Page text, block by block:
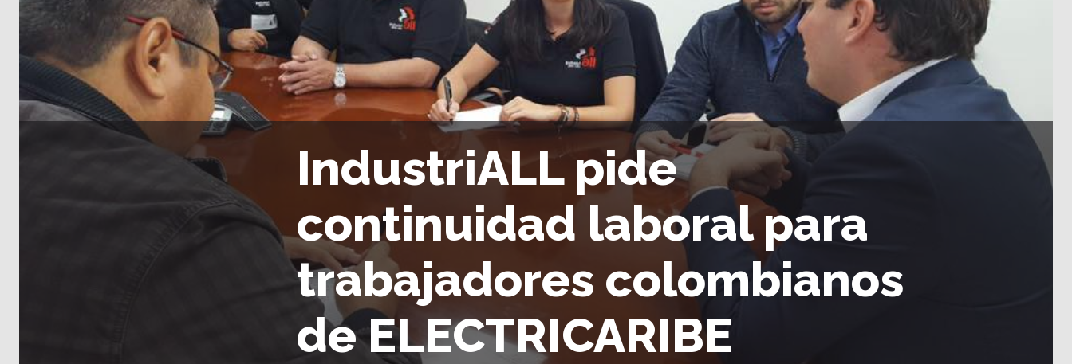
IndustriALL pide
continuidad laboral para
trabajadores colombianos
de ELECTRICARIBE